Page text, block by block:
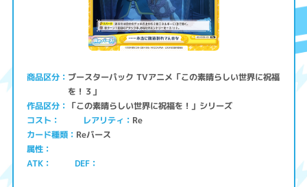
商品区分 ブースターパック TVアニメ「この素晴らしい世界に祝福
を！３」
作品区分 「この素晴らしい世界に祝福を！」シリーズ
コスト レアリティ Re
カード種類 Reバース
属性
ATK
DEF